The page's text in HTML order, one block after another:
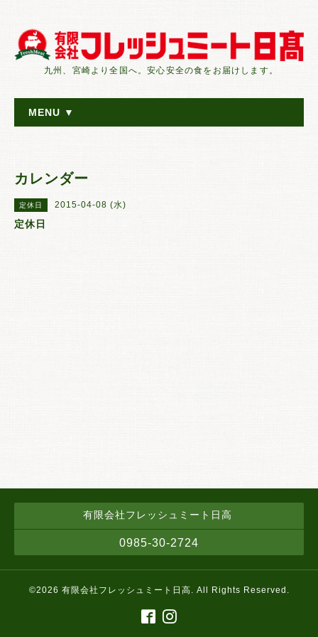
九州、宮崎より全国へ。安心安全の食をお届けします。
MENU ▼
カレンダー
定休日 2015-04-08 (水)
定休日
有限会社フレッシュミート日高
0985-30-2724
©2026 有限会社フレッシュミート日高. All Rights Reserved.